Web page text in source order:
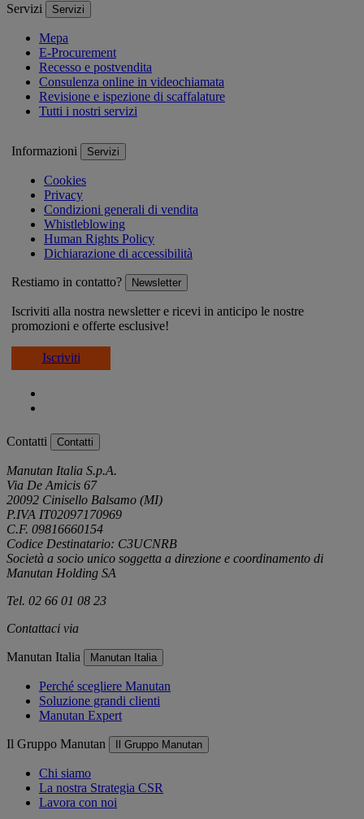
Servizi Servizi
Mepa
E-Procurement
Recesso e postvendita
Consulenza online in videochiamata
Revisione e ispezione di scaffalature
Tutti i nostri servizi
Informazioni Servizi
Cookies
Privacy
Condizioni generali di vendita
Whistleblowing
Human Rights Policy
Dichiarazione di accessibilità
Restiamo in contatto? Newsletter
Iscriviti alla nostra newsletter e ricevi in anticipo le nostre
promozioni e offerte esclusive!
Iscriviti
Contatti Contatti
Manutan Italia S.p.A.
Via De Amicis 67
20092 Cinisello Balsamo (MI)
P.IVA IT02097170969
C.F. 09816660154
Codice Destinatario: C3UCNRB
Società a socio unico soggetta a direzione e coordinamento di
Manutan Holding SA
Tel. 02 66 01 08 23
Contattaci via
Manutan Italia Manutan Italia
Perché scegliere Manutan
Soluzione grandi clienti
Manutan Expert
Il Gruppo Manutan Il Gruppo Manutan
Chi siamo
La nostra Strategia CSR
Lavora con noi